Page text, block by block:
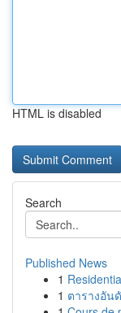
HTML is disabled
Search
Published News
1
1 ตารางอัน